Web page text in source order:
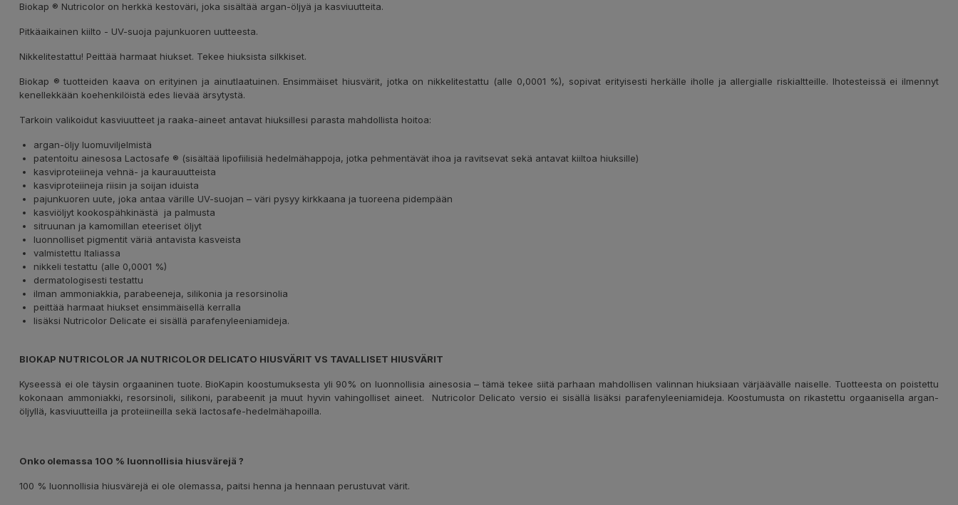
Biokap ® Nutricolor on herkkä kestoväri, joka sisältää argan-öljyä ja kasviuutteita.
Pitkäaikainen kiilto - UV-suoja pajunkuoren uutteesta.
Nikkelitestattu! Peittää harmaat hiukset. Tekee hiuksista silkkiset.
Biokap ® tuotteiden kaava on erityinen ja ainutlaatuinen. Ensimmäiset hiusvärit, jotka on nikkelitestattu (alle 0,0001 %), sopivat erityisesti herkälle iholle ja allergialle riskialtteille. Ihotesteissä ei ilmennyt
kenellekkään koehenkilöistä edes lievää ärsytystä.
Tarkoin valikoidut kasviuutteet ja raaka-aineet antavat hiuksillesi parasta mahdollista hoitoa:
argan-öljy luomuviljelmistä
patentoitu ainesosa Lactosafe ® (sisältää lipofiilisiä hedelmähappoja, jotka pehmentävät ihoa ja ravitsevat sekä antavat kiiltoa hiuksille)
kasviproteiineja vehnä- ja kaurauutteista
kasviproteiineja riisin ja soijan iduista
pajunkuoren uute, joka antaa värille UV-suojan – väri pysyy kirkkaana ja tuoreena pidempään
kasviöljyt kookospähkinästä ja palmusta
sitruunan ja kamomillan eteeriset öljyt
luonnolliset pigmentit väriä antavista kasveista
valmistettu Italiassa
nikkeli testattu (alle 0,0001 %)
dermatologisesti testattu
ilman ammoniakkia, parabeeneja, silikonia ja resorsinolia
peittää harmaat hiukset ensimmäisellä kerralla
lisäksi Nutricolor Delicate ei sisällä parafenyleeniamideja.
BIOKAP NUTRICOLOR JA NUTRICOLOR DELICATO HIUSVÄRIT VS TAVALLISET HIUSVÄRIT
Kyseessä ei ole täysin orgaaninen tuote. BioKapin koostumuksesta yli 90% on luonnollisia ainesosia – tämä tekee siitä parhaan mahdollisen valinnan hiuksiaan värjäävälle naiselle. Tuotteesta on poistettu
kokonaan ammoniakki, resorsinoli, silikoni, parabeenit ja muut hyvin vahingolliset aineet. Nutricolor Delicato versio ei sisällä lisäksi parafenyleeniamideja. Koostumusta on rikastettu orgaanisella argan-
öljyllä, kasviuutteilla ja proteiineilla sekä lactosafe-hedelmähapoilla.
Onko olemassa 100 % luonnollisia hiusvärejä ?
100 % luonnollisia hiusvärejä ei ole olemassa, paitsi henna ja hennaan perustuvat värit.